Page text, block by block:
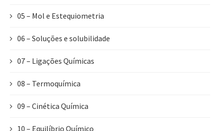
05 – Mol e Estequiometria
06 – Soluções e solubilidade
07 – Ligações Químicas
08 – Termoquímica
09 – Cinética Química
10 – Equilíbrio Químico